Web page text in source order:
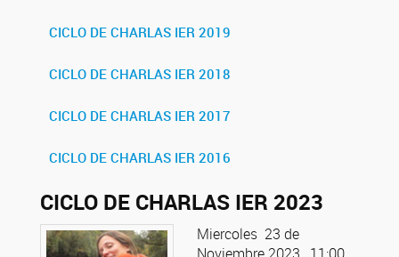
CICLO DE CHARLAS IER 2019
CICLO DE CHARLAS IER 2018
CICLO DE CHARLAS IER 2017
CICLO DE CHARLAS IER 2016
CICLO DE CHARLAS IER 2023
Miercoles 23 de